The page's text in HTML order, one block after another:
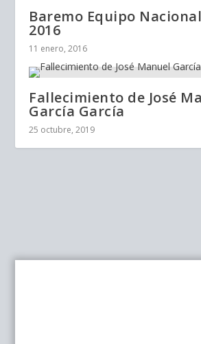
Baremo Equipo
2016
11 enero, 2016
Fallecimiento de José
García García
25 octubre, 2019